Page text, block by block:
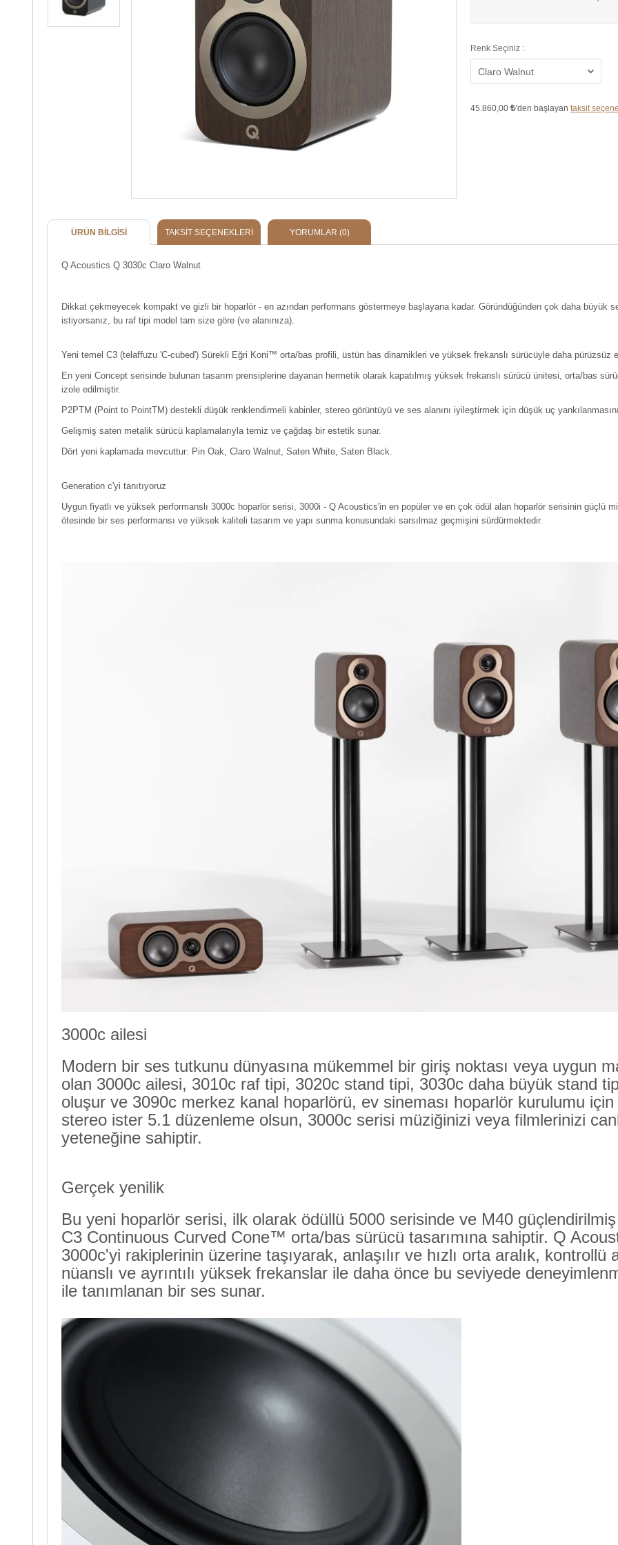
Renk Seçiniz :
45.860,00 'den başlayan taksit
ÜRÜN BILGISI TAKSIT SEÇENEKLERI YORUMLAR (0)
Q Acoustics Q 3030c Claro Walnut
Dikkat çekmeyecek kompakt ve gizli bir hoparlör - en azından performans göstermeye başlayana kadar. Göründüğünden çok daha büyük
istiyorsanız, bu raf tipi model tam size göre (ve alanınıza).
Yeni temel C3 (telaffuzu 'C-cubed') Sürekli Eğri Koni™ orta/bas profili, üstün bas dinamikleri ve yüksek frekanslı sürücüyle daha pürüzsüz
En yeni Concept serisinde bulunan tasarım prensiplerine dayanan hermetik olarak kapatılmış yüksek frekanslı sürücü ünitesi, orta/bas
izole edilmiştir.
P2PTM (Point to PointTM) destekli düşük renklendirmeli kabinler, stereo görüntüyü ve ses alanını iyileştirmek için düşük uç
Gelişmiş saten metalik sürücü kaplamalarıyla temiz ve çağdaş bir estetik sunar.
Dört yeni kaplamada mevcuttur: Pin Oak, Claro Walnut, Saten White, Saten Black.
Generation c'yi tanıtıyoruz
Uygun fiyatlı ve yüksek performanslı 3000c hoparlör serisi, 3000i - Q Acoustics'in en popüler ve en çok ödül alan hoparlör serisinin güçlü
ötesinde bir ses performansı ve yüksek kaliteli tasarım ve yapı sunma konusundaki sarsılmaz geçmişini sürdürmektedir.
3000c ailesi
Modern bir ses tutkunu dünyasına mükemmel bir giriş noktası veya uygun
olan 3000c ailesi, 3010c raf tipi, 3020c stand tipi, 3030c daha büyük stand
oluşur ve 3090c merkez kanal hoparlörü, ev sineması hoparlör kurulumu
stereo ister 5.1 düzenleme olsun, 3000c serisi müziğinizi veya filmlerinizi
yeteneğine sahiptir.
Gerçek yenilik
Bu yeni hoparlör serisi, ilk olarak ödüllü 5000 serisinde ve M40
C3 Continuous Curved Cone™ orta/bas sürücü tasarımına sahiptir. Q
3000c'yi rakiplerinin üzerine taşıyarak, anlaşılır ve hızlı orta aralık,
nüanslı ve ayrıntılı yüksek frekanslar ile daha önce bu seviyede
ile tanımlanan bir ses sunar.